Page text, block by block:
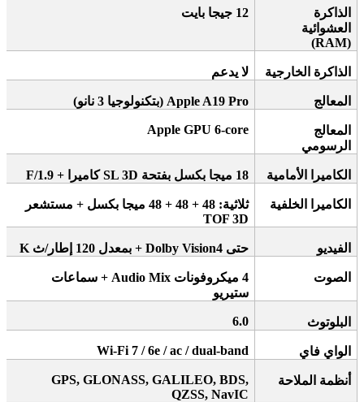
الذاكرة
العشوائية
(RAM)
12 جيجا بايت
الذاكرة الخارجية لا يدعم
المعالج Apple A19 Pro ( بتكنولوجيا 3 نانو )
المعالج
الرسومي
Apple GPU 6-core
الكاميرا الأمامية 18 ميجا بكسل بفتحة كاميراSL 3D
الكاميرا الخلفية
ثلاثية: 48 + 48 + 48 ميجا بكسل + مستشعر
TOF 3D
الفيديو حتى 4 K بمعدل 120 إطار/ث+ Dolby Vision
الصوت 4 ميكروفونات Audio Mix +
سماعات
ستيريو
البلوتوث 6.0
الواي فاي Wi-Fi 7 / 6e / ac / dual-band
أنظمة الملاحة
GPS, GLONASS, GALILEO, BDS,
QZSS, NavIC